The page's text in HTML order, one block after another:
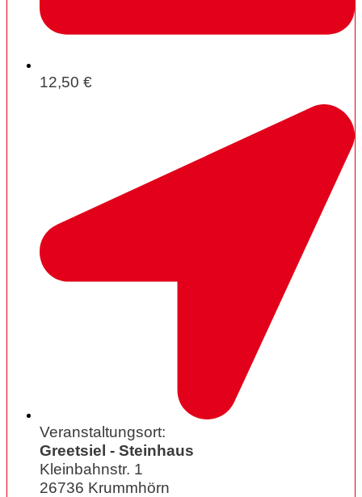
12,50 €
Veranstaltungsort:
Greetsiel - Steinhaus
Kleinbahnstr. 1
26736 Krummhörn